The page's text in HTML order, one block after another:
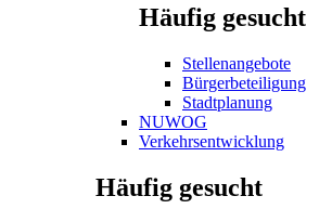
Häufig gesucht
Stellenangebote
Bürgerbeteiligung
Stadtplanung
NUWOG
Verkehrsentwicklung
Häufig gesucht